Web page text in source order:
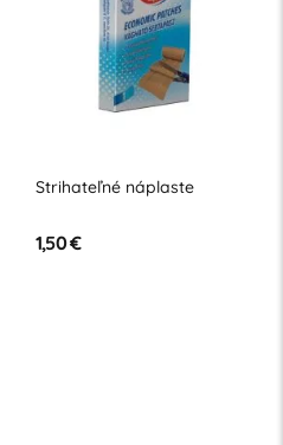
Strihateľné náplaste
1,50 €